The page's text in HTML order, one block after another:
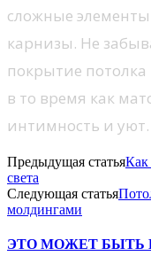
сложные
карнизы. Не
покрытие
в то время как
интимность и уют.
Предыдущая статьяКак
света
Следующая статья
молдингами
ЭТО МОЖЕТ БЫТЬ